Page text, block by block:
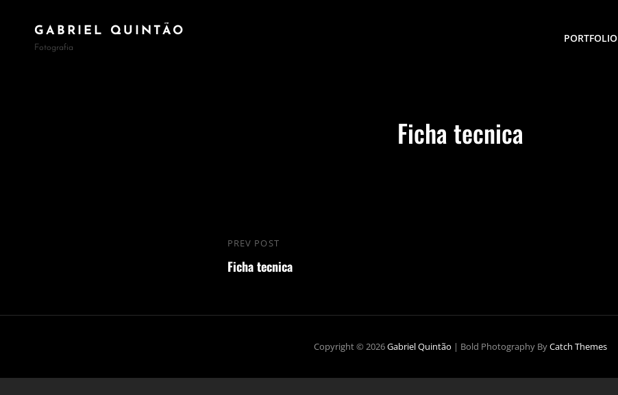
GABRIEL QUINTÃO
Fotografia
PORTFOLIO
Ficha tecnica
Navegação
de
Previous
Post
PREV POST
Ficha tecnica
Copyright © 2026Gabriel Quintão | Bold Photography ByCatch Themes